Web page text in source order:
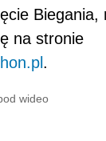
Biegania,
na stronie
.
wideo